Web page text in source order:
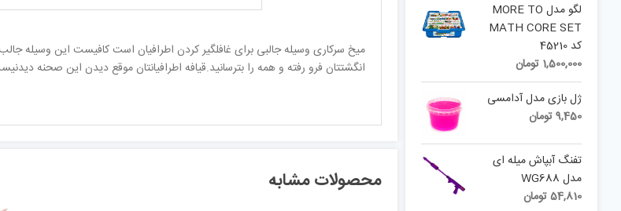
میخ سرکاری وسیله جالبی برای غافلگیر کردن اطرافیان است کافیست این وسیله
انگشتتان فرو رفته و همه را بترسانید.قیافه اطرافیانتان موقع دیدن این صحنه
محصولات مشابه
لگو مدل MORE TO
MATH CORE SET
کد 45210
1,500,000 تومان
ژل بازی مدل آدامسی
9,450تومان
تفنگ آبپاش میله ای
مدل WG688
54,810تومان